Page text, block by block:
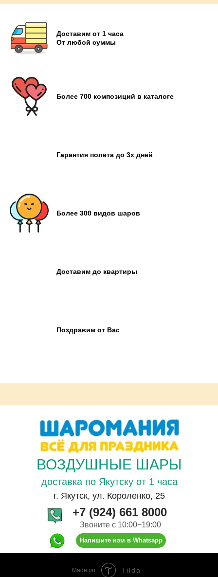
Доставим от 1 часа
От любой суммы
Более 700 композиций в каталоге
Гарантия полета до 3х дней
Более 300 видов шаров
Доставим до квартиры
Поздравим от Вас
ВОЗДУШНЫЕ ШАРЫ
доставка по Якутску от 1 часа
г. Якутск, ул. Короленко, 25
+7 (924) 661 8000
Напишите нам в Whatsapp
Звоните с 10:00−19:00
Made on Tilda